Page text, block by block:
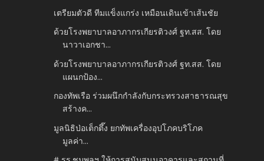
เตรียมตัวดี ทีมแข็งแกร่ง เหมือนเดินเข้าเส้นชัย
ด้วยโรงพยาบาลอาภากรเกียรติวงศ์ ฐท.สส. โดย
นาวาเอกชา...
ด้วยโรงพยาบาลอาภากรเกียรติวงศ์ ฐท.สส. โดย
แผนกป้อง...
กองทัพเรือ ร่วมผนึกกำลังกับกระทรวงสาธารณสุข
สร้างค...
มูลนิธิป่อเต็กตึ๊ง ยกทัพเครื่องอุปโภคบริโภค
มูลค่า...